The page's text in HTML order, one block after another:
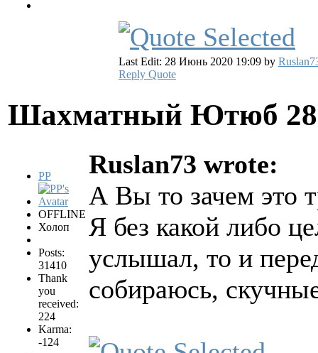
Last Edit: 28 Июнь 2020 19:09 by
Reply Quote
Шахматный Ютюб
PP
OFFLINE
Холоп
Posts:
31410
Thank
you
received:
224
Karma:
-124
Ruslan73 wrote:
А Вы то зачем это
Я без какой либо
услышал, то и
собираюсь,